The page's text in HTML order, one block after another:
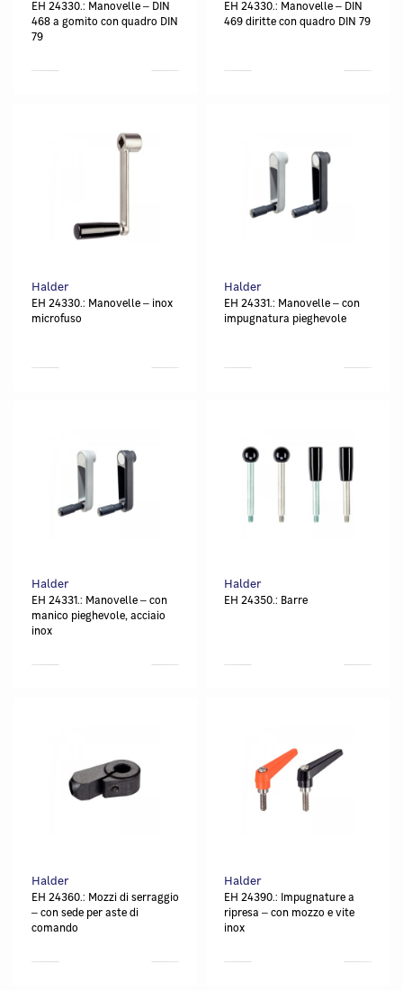
EH 24330.: Manovelle ‒ DIN
468 a gomito con quadro DIN
79
EH 24330.: Manovelle ‒ DIN
469 diritte con quadro DIN 79
Halder
EH 24330.: Manovelle ‒ inox
microfuso
Halder
EH 24331.: Manovelle ‒ con
impugnatura pieghevole
Halder
EH 24331.: Manovelle ‒ con
manico pieghevole, acciaio
inox
Halder
EH 24350.: Barre
Halder
EH 24360.: Mozzi di serraggio
‒ con sede per aste di
comando
Halder
EH 24390.: Impugnature a
ripresa ‒ con mozzo e vite
inox